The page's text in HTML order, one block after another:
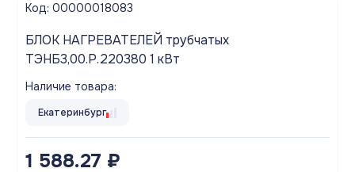
Код: 00000018083
БЛОК НАГРЕВАТЕЛЕЙ трубчатых
ТЭНБ3,00.Р.220380 1 кВт
Наличие товара:
Екатеринбург
1 588.27 ₽